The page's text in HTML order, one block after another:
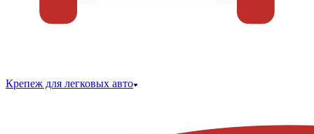
Крепеж для легковых авто